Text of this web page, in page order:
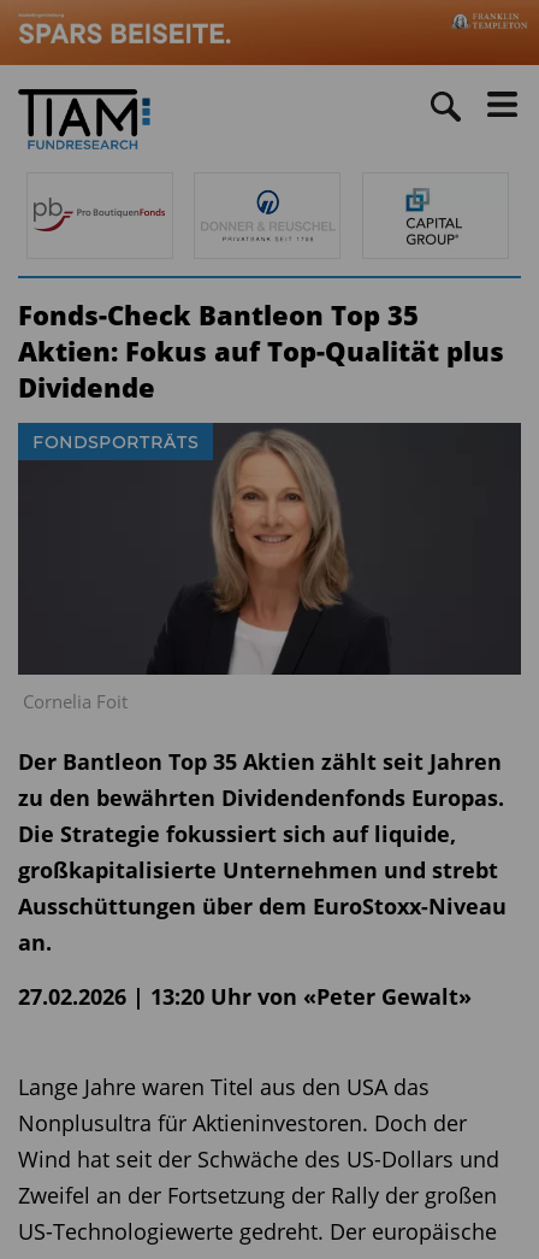
Fonds-Check Bantleon Top 35
Aktien: Fokus auf Top-Qualität plus
Dividende
Cornelia Foit
FONDSPORTRÄTS
Der Bantleon Top 35 Aktien zählt seit Jahren
zu den bewährten Dividendenfonds Europas.
Die Strategie fokussiert sich auf liquide,
großkapitalisierte Unternehmen und strebt
Ausschüttungen über dem EuroStoxx-Niveau
an.
27.02.2026 | 13:20 Uhr von «Peter Gewalt»
Lange Jahre waren Titel aus den USA das
Nonplusultra für Aktieninvestoren. Doch der
Wind hat seit der Schwäche des US-Dollars und
Zweifel an der Fortsetzung der Rally der großen
US-Technologiewerte gedreht. Der europäische